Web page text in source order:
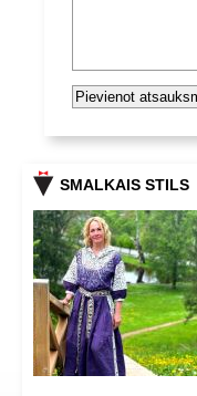
SMALKAIS STILS